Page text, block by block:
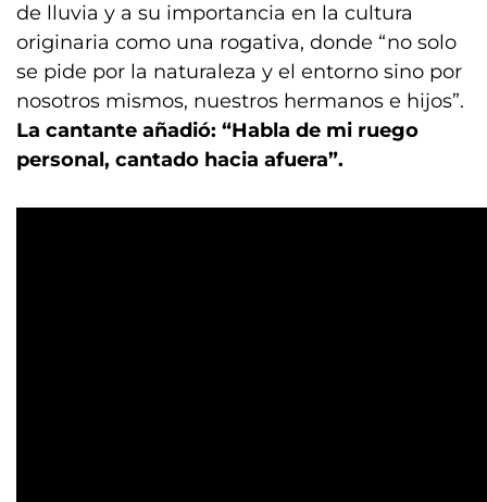
de lluvia y a su importancia en la cultura
originaria como una rogativa, donde “no solo
se pide por la naturaleza y el entorno sino por
nosotros mismos, nuestros hermanos e hijos”.
La cantante añadió: “Habla de mi ruego
personal, cantado hacia afuera”.